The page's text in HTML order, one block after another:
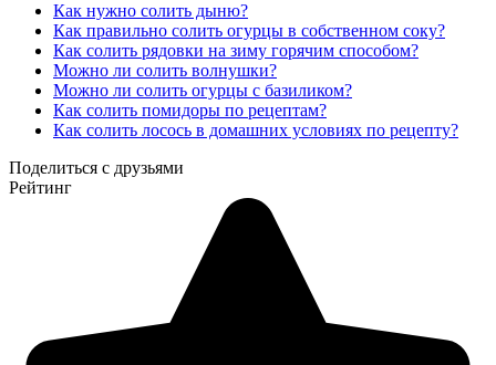
Как нужно солить дыню?
Как правильно солить огурцы в собственном соку?
Как солить рядовки на зиму горячим способом?
Можно ли солить волнушки?
Можно ли солить огурцы с базиликом?
Как солить помидоры по рецептам?
Как солить лосось в домашних условиях по рецепту?
Поделиться с друзьями
Рейтинг